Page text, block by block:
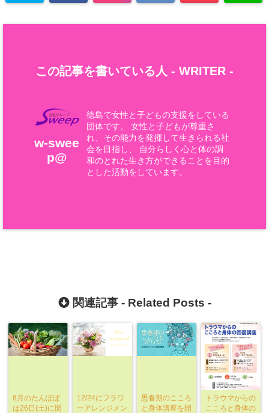
この記事を書いている人 - WRITER -
w-swee
p@
徳島で女性と子どもの支援をしている
団体です。 女性と子どもが尊重さ
れ、その能力を発揮して生きられる社
会を目指し、 自分らしく心と体の調
和のとれた生き方ができることを目的
とした活動をしています。
関連記事 - Related Posts -
8月のたんぽぽ
は26日(土)に開
12/24にフラワ
ーアレンジメン
思春期のこころ
と身体講座を開
トラウマからの
こころと身体の